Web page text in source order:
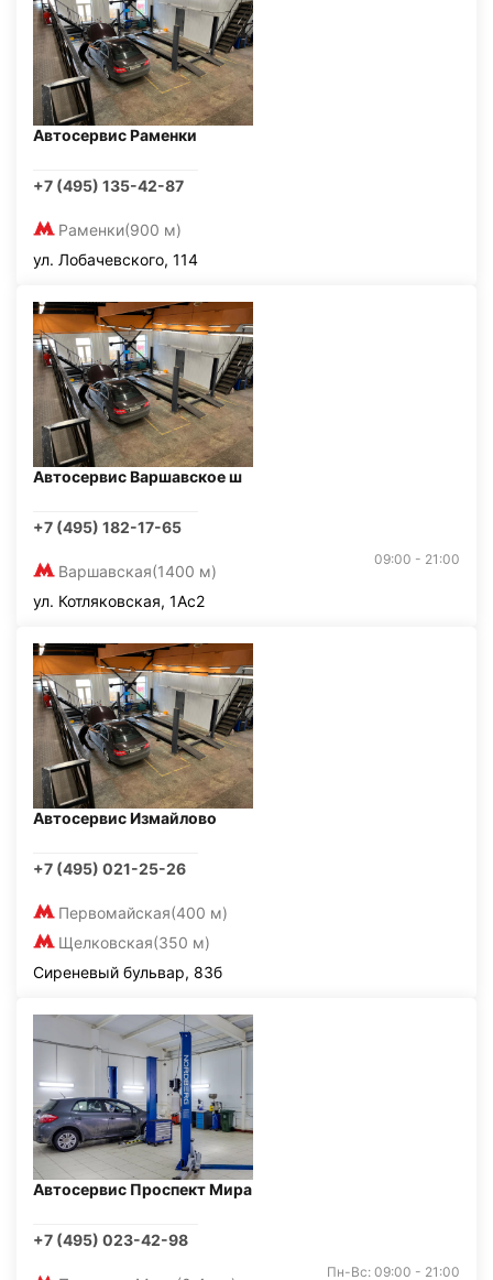
Автосервис Раменки
+7 (495) 135-42-87
Раменки(900 м)
ул. Лобачевского, 114
Автосервис Варшавское ш
+7 (495) 182-17-65
Варшавская(1400 м)
09:00 - 21:00
ул. Котляковская, 1Ас2
Автосервис Измайлово
+7 (495) 021-25-26
Первомайская(400 м)
Щелковская(350 м)
Сиреневый бульвар, 83б
Автосервис Проспект Мира
+7 (495) 023-42-98
Пн-Вс: 09:00 - 21:00